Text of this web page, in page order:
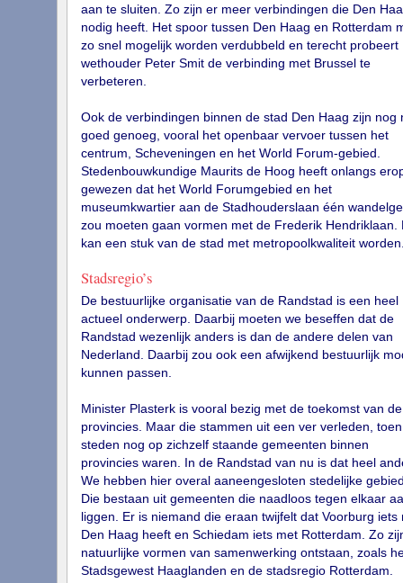
aan te sluiten. Zo zijn er meer verbindingen die Den
nodig heeft. Het spoor tussen Den Haag en Rotterdam
zo snel mogelijk worden verdubbeld en terecht probeert
wethouder Peter Smit de verbinding met Brussel te
verbeteren.
Ook de verbindingen binnen de stad Den Haag zijn nog
goed genoeg, vooral het openbaar vervoer tussen het
centrum, Scheveningen en het World Forum-gebied.
Stedenbouwkundige Maurits de Hoog heeft onlangs
gewezen dat het World Forumgebied en het
museumkwartier aan de Stadhouderslaan één
zou moeten gaan vormen met de Frederik Hendriklaan.
kan een stuk van de stad met metropoolkwaliteit
Stadsregio’s
De bestuurlijke organisatie van de Randstad is een heel
actueel onderwerp. Daarbij moeten we beseffen dat de
Randstad wezenlijk anders is dan de andere delen van
Nederland. Daarbij zou ook een afwijkend bestuurlijk
kunnen passen.
Minister Plasterk is vooral bezig met de toekomst van de
provincies. Maar die stammen uit een ver verleden, toen
steden nog op zichzelf staande gemeenten binnen
provincies waren. In de Randstad van nu is dat heel
We hebben hier overal aaneengesloten stedelijke
Die bestaan uit gemeenten die naadloos tegen elkaar
liggen. Er is niemand die eraan twijfelt dat Voorburg iets
Den Haag heeft en Schiedam iets met Rotterdam. Zo
natuurlijke vormen van samenwerking ontstaan, zoals
Stadsgewest Haaglanden en de stadsregio Rotterdam.